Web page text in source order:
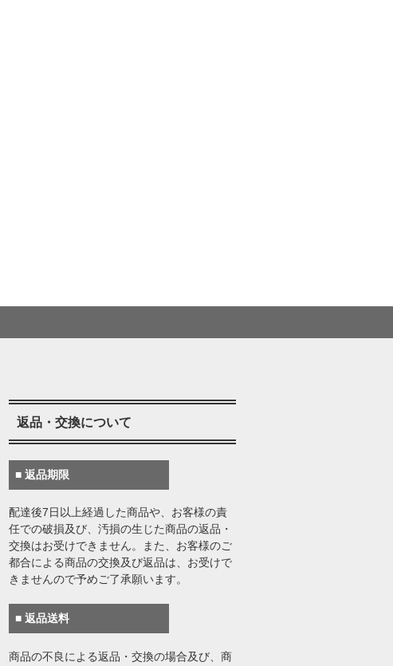
返品・交換について
■ 返品期限
配達後7日以上経過した商品や、お客様の責
任での破損及び、汚損の生じた商品の返品・
交換はお受けできません。また、お客様のご
都合による商品の交換及び返品は、お受けで
きませんので予めご了承願います。
■ 返品送料
商品の不良による返品・交換の場合及び、商